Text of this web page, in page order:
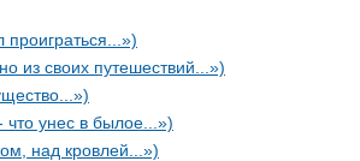
из своих путешествий...»)
что унес в былое...»)
над кровлей...»)